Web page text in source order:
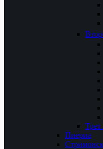
Трет
Пиериа